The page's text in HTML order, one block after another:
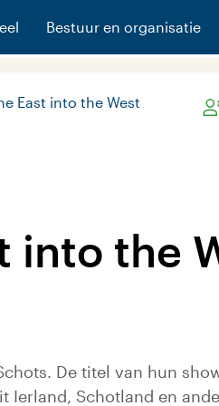
Bestuur en organisatie
East into the West
into the
De titel van hun
Ierland, Schotland en